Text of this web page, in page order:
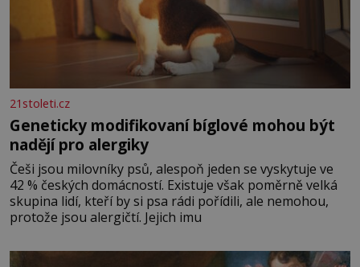
21stoleti.cz
Geneticky modifikovaní bíglové mohou být
nadějí pro alergiky
Češi jsou milovníky psů, alespoň jeden se vyskytuje ve
42 % českých domácností. Existuje však poměrně velká
skupina lidí, kteří by si psa rádi pořídili, ale nemohou,
protože jsou alergičtí. Jejich imu